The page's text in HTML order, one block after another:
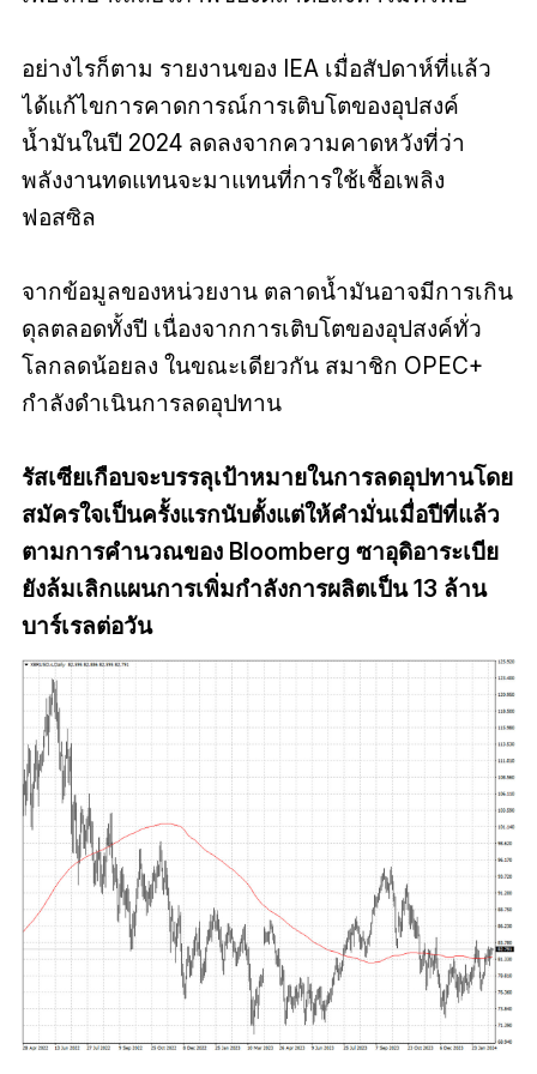
อย่างไรก็ตาม รายงานของ IEA เมื่อสัปดาห์ที่แล้ว
ได้แก้ไขการคาดการณ์การเติบโตของอุปสงค์
น้ำมันในปี 2024 ลดลงจากความคาดหวังที่ว่า
พลังงานทดแทนจะมาแทนที่การใช้เชื้อเพลิง
ฟอสซิล
จากข้อมูลของหน่วยงาน ตลาดน้ำมันอาจมีการเกิน
ดุลตลอดทั้งปี เนื่องจากการเติบโตของอุปสงค์ทั่ว
โลกลดน้อยลง ในขณะเดียวกัน สมาชิก OPEC+
กำลังดำเนินการลดอุปทาน
รัสเซียเกือบจะบรรลุเป้าหมายในการลดอุปทานโดย
สมัครใจเป็นครั้งแรกนับตั้งแต่ให้คำมั่นเมื่อปีที่แล้ว
ตามการคำนวณของ Bloomberg ซาอุดิอาระเบีย
ยังล้มเลิกแผนการเพิ่มกำลังการผลิตเป็น 13 ล้าน
บาร์เรลต่อวัน